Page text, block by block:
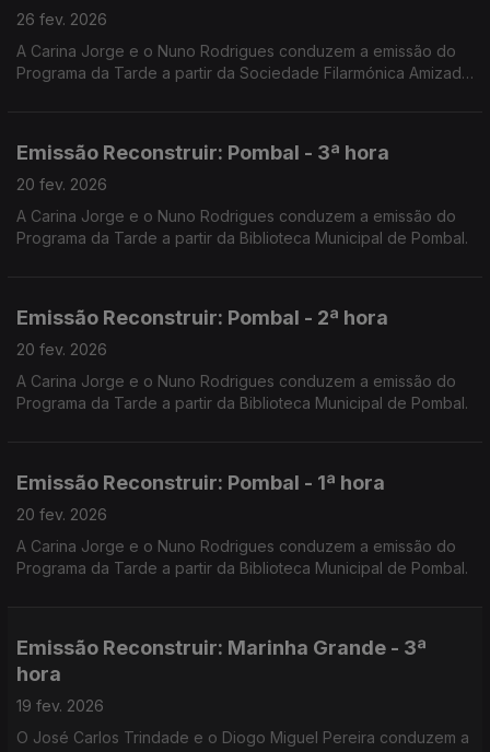
26 fev. 2026
A Carina Jorge e o Nuno Rodrigues conduzem a emissão do
Programa da Tarde a partir da Sociedade Filarmónica Amizade
Emissão Reconstruir: Pombal - 3ª hora
20 fev. 2026
A Carina Jorge e o Nuno Rodrigues conduzem a emissão do
Programa da Tarde a partir da Biblioteca Municipal de Pombal.
Emissão Reconstruir: Pombal - 2ª hora
20 fev. 2026
A Carina Jorge e o Nuno Rodrigues conduzem a emissão do
Programa da Tarde a partir da Biblioteca Municipal de Pombal.
Emissão Reconstruir: Pombal - 1ª hora
20 fev. 2026
A Carina Jorge e o Nuno Rodrigues conduzem a emissão do
Programa da Tarde a partir da Biblioteca Municipal de Pombal.
Emissão Reconstruir: Marinha Grande - 3ª
hora
19 fev. 2026
O José Carlos Trindade e o Diogo Miguel Pereira conduzem a